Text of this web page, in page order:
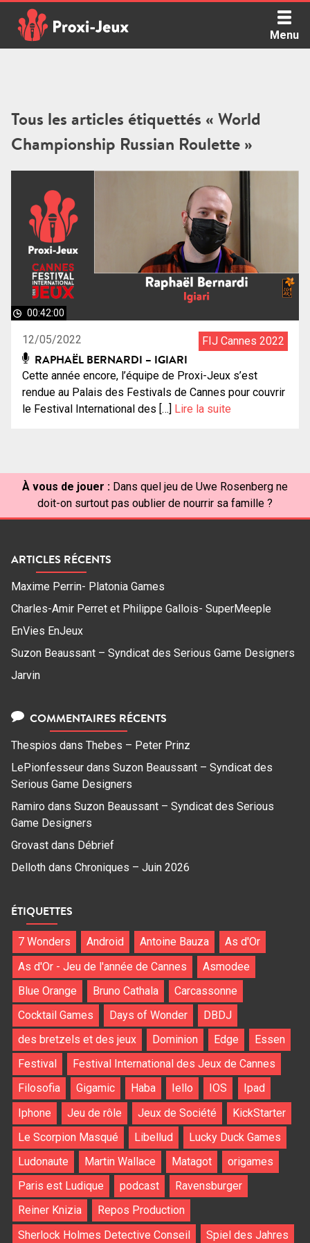
content
Menu
Tous les articles étiquettés « World
Championship Russian Roulette »
00:42:00
12/05/2022 FIJ Cannes 2022
RAPHAËL BERNARDI – IGIARI
Cette année encore, l’équipe de Proxi-Jeux s’est
rendue au Palais des Festivals de Cannes pour couvrir
le Festival International des […] Lire la suite
À vous de jouer : Dans quel jeu de Uwe Rosenberg ne
doit-on surtout pas oublier de nourrir sa famille ?
ARTICLES RÉCENTS
Maxime Perrin- Platonia Games
Charles-Amir Perret et Philippe Gallois- SuperMeeple
EnVies EnJeux
Suzon Beaussant – Syndicat des Serious Game Designers
Jarvin
COMMENTAIRES RÉCENTS
Thespios dans Thebes – Peter Prinz
LePionfesseur dans Suzon Beaussant – Syndicat des
Serious Game Designers
Ramiro dans Suzon Beaussant – Syndicat des Serious
Game Designers
Grovast dans Débrief
Delloth dans Chroniques – Juin 2026
ÉTIQUETTES
7 Wonders Android Antoine Bauza
As d'Or
As d'Or - Jeu de l'année de Cannes
Asmodee
Blue Orange
Bruno Cathala
Carcassonne
Cocktail Games
Days of Wonder
DBDJ
des bretzels et des jeux
Dominion Edge
Essen
Festival
Festival International des Jeux de Cannes
Filosofia
Gigamic Haba Iello IOS
Ipad
Iphone
Jeu de rôle Jeux de Société
KickStarter
Le Scorpion Masqué
Libellud
Lucky Duck Games
Ludonaute
Martin Wallace Matagot
origames
Paris est Ludique
podcast
Ravensburger
Reiner Knizia
Repos Production
Sherlock Holmes Detective Conseil
Spiel des Jahres